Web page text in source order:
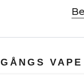
VAPE